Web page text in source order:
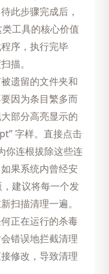
此步骤完成后，
工具的核心价值
序，执行完毕
描。
遗留的文件夹和
因为条目繁多而
部分高亮显示的
字样。直接点击
你连根拔除这些连
果系统内曾经安
建议将每一个发
扫描清理一遍。
正在运行的杀毒
错误地拦截清理
修改，导致清理